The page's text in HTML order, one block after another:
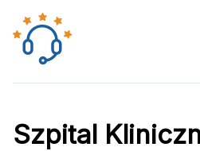
Szpital